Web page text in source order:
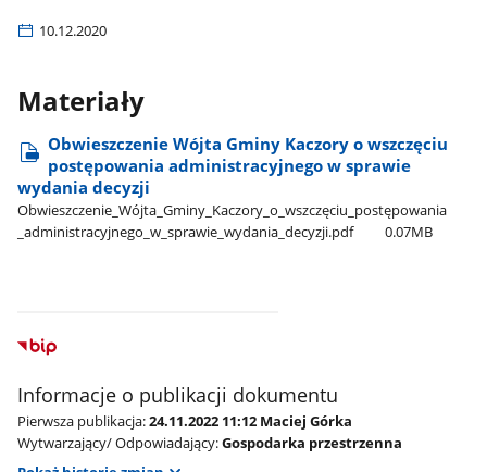
10.12.2020
Materiały
Obwieszczenie Wójta Gminy Kaczory o wszczęciu
postępowania administracyjnego w sprawie
wydania decyzji
Obwieszczenie​_Wójta​_Gminy​_Kaczory​_o​_wszczęciu​_postępowania​
_administracyjnego​_w​_sprawie​_wydania​_decyzji.pdf
0.07MB
Informacje o publikacji dokumentu
Pierwsza publikacja:24.11.2022 11:12 Maciej Górka
Wytwarzający/ Odpowiadający:Gospodarka przestrzenna